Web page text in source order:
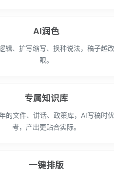
AI润色
辑、扩写缩写、换种说法，稿子越
眼。
专属知识库
的文件、讲话、政策库，AI写稿时
考，产出更贴合实际。
一键排版